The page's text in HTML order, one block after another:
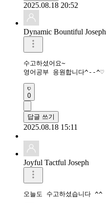
2025.08.18 20:52
Dynamic Bountiful Joseph
수고하셨어요~
영어공부 응원합니다^--^♡
0
답글 쓰기
2025.08.18 15:11
Joyful Tactful Joseph
오늘도 수고하셨습니다 ^^